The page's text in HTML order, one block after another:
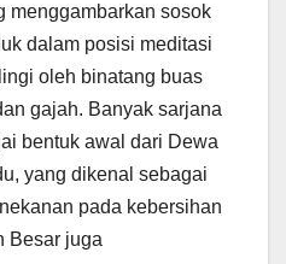
menggambarkan sosok
dalam posisi meditasi
oleh binatang buas
gajah. Banyak sarjana
bentuk awal dari Dewa
yang dikenal sebagai
pada kebersihan
Besar juga